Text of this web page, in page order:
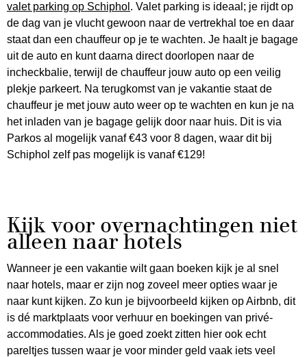
valet parking op Schiphol . Valet parking is ideaal; je rijdt op
de dag van je vlucht gewoon naar de vertrekhal toe en daar
staat dan een chauffeur op je te wachten. Je haalt je bagage
uit de auto en kunt daarna direct doorlopen naar de
incheckbalie, terwijl de chauffeur jouw auto op een veilig
plekje parkeert. Na terugkomst van je vakantie staat de
chauffeur je met jouw auto weer op te wachten en kun je na
het inladen van je bagage gelijk door naar huis. Dit is via
Parkos al mogelijk vanaf €43 voor 8 dagen, waar dit bij
Schiphol zelf pas mogelijk is vanaf €129!
Kijk voor overnachtingen niet
alleen naar hotels
Wanneer je een vakantie wilt gaan boeken kijk je al snel
naar hotels, maar er zijn nog zoveel meer opties waar je
naar kunt kijken. Zo kun je bijvoorbeeld kijken op Airbnb, dit
is dé marktplaats voor verhuur en boekingen van privé-
accommodaties. Als je goed zoekt zitten hier ook echt
pareltjes tussen waar je voor minder geld vaak iets veel